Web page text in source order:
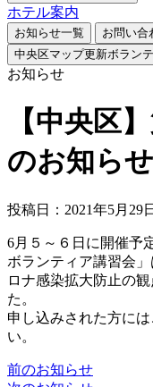
ホテル案内
お知らせ一覧 お問い合
中央区マップ更新ボラン
お知らせ
【中央区
のお知らせ
投稿日：2021年5月29日
6月５～６日に開催予
ボランティア講習会
ロナ感染拡大防止の
た。
申し込みされた方に
い。
前のお知らせ